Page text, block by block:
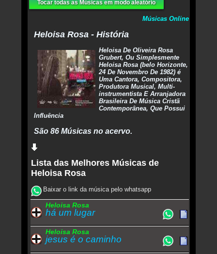
Tocar todas as Músicas em modo aleatório
Músicas Online
Heloisa Rosa - História
Heloisa De Oliveira Rosa
Grubert, Ou Simplesmente
Heloisa Rosa (belo Horizonte,
24 De Novembro De 1982) é
Uma Cantora, Compositora,
Produtora Musical, Multi-
instrumentista E Arranjadora
Brasileira De Música Cristã
Contemporânea, Que Possui
Influência
São 86 Músicas no acervo.
Lista das Melhores Músicas de
Heloisa Rosa
Baixar o link da música pelo whatsapp
Heloisa Rosa
há um lugar
Heloisa Rosa
jesus é o caminho